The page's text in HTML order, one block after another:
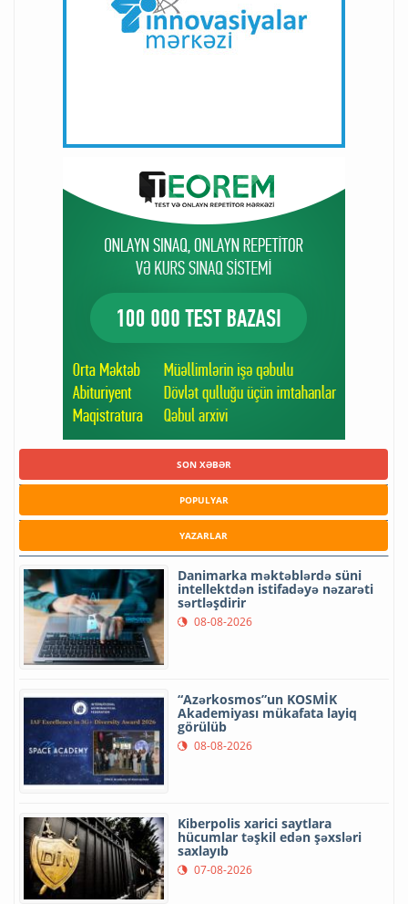
SON XƏBƏR
POPULYAR
YAZARLAR
Danimarka məktəblərdə süni
intellektdən istifadəyə nəzarəti
sərtləşdirir
08-08-2026
“Azərkosmos”un KOSMİK
Akademiyası mükafata layiq
görülüb
08-08-2026
Kiberpolis xarici saytlara
hücumlar təşkil edən şəxsləri
saxlayıb
07-08-2026